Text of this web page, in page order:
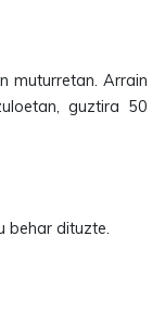
muturretan. Arrain
guztira 50
behar dituzte.